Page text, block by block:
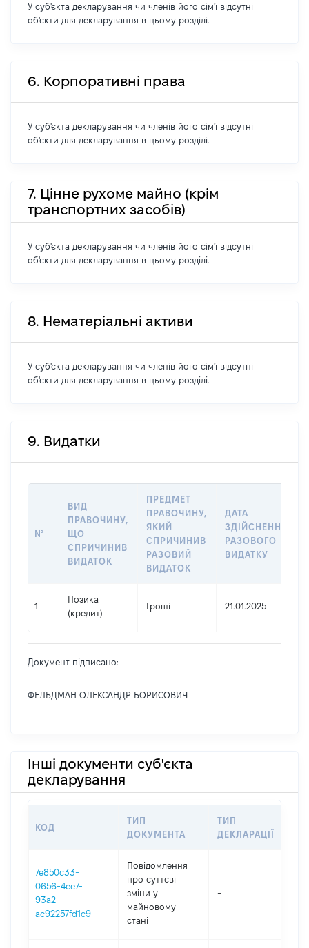
У суб'єкта декларування чи членів його сім'ї відсутні
об'єкти для декларування в цьому розділі.
6. Корпоративні права
У суб'єкта декларування чи членів його сім'ї відсутні
об'єкти для декларування в цьому розділі.
7. Цінне рухоме майно (крім
транспортних засобів)
У суб'єкта декларування чи членів його сім'ї відсутні
об'єкти для декларування в цьому розділі.
8. Нематеріальні активи
У суб'єкта декларування чи членів його сім'ї відсутні
об'єкти для декларування в цьому розділі.
9. Видатки
№
ВИД
ПРАВОЧИНУ,
ЩО
СПРИЧИНИВ
ВИДАТОК
ПРЕДМЕТ
ПРАВОЧИНУ,
ЯКИЙ
СПРИЧИНИВ
РАЗОВИЙ
ВИДАТОК
ДАТА
ЗДІЙСНЕННЯ
РАЗОВОГО
ВИДАТКУ
1
Позика
(кредит)
Гроші 21.01.2025
Документ підписано:
ФЕЛЬДМАН ОЛЕКСАНДР БОРИСОВИЧ
Інші документи суб'єкта
декларування
КОД
ТИП
ДОКУМЕНТА
ТИП
ДЕКЛАРАЦІЇ
7e850c33-
0656-4ee7-
93a2-
ac92257fd1c9
Повідомлення
про суттєві
зміни y
майновому
стані
-